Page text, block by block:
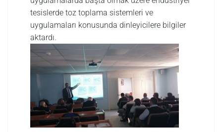
tesislerde toz toplama sistemleri ve
uygulamaları konusunda dinleyicilere bilgiler
aktardı.